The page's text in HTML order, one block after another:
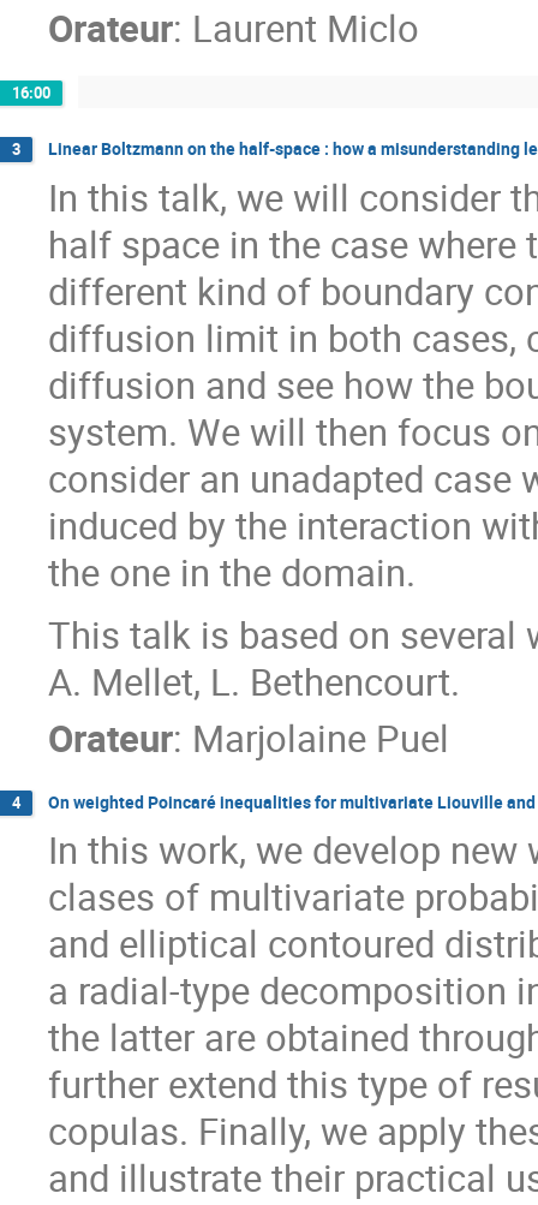
Orateur: Laurent Miclo
16:00
3 Linear Boltzmann on the half-space : how a misunderstanding
In this talk, we will consider
half space in the case
different kind of boundary
diffusion limit in both cases,
diffusion and see how the
system. We will then focus
consider an unadapted
induced by the interaction
the one in the domain.
This talk is based on several
A. Mellet, L. Bethencourt.
Orateur: Marjolaine Puel
4 On weighted Poincaré inequalities for multivariate Liouville
In this work, we develop
clases of multivariate
and elliptical contoured
a radial-type decomposition
the latter are obtained
further extend this type of
copulas. Finally, we apply
and illustrate their practical